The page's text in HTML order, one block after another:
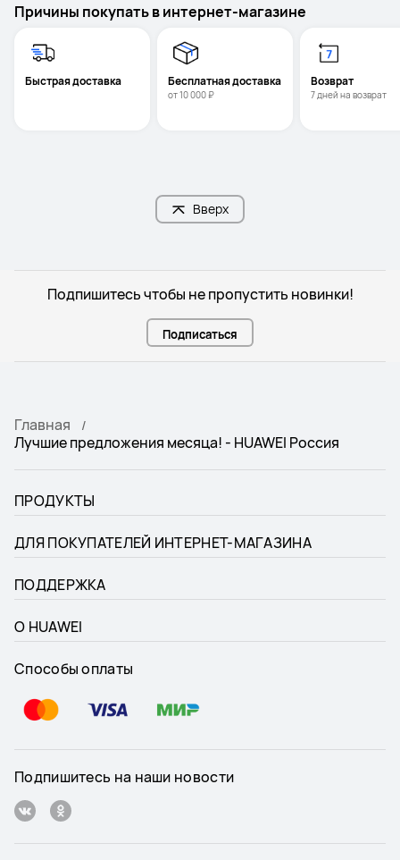
Причины покупать в интернет-магазине
Быстрая доставка Бесплатная доставка
от 10 000 ₽ 7 дней на возврат
Вверх
Подпишитесь чтобы не пропустить новинки!
Подписаться
Главная
Лучшие предложения месяца! - HUAWEI Россия
ПРОДУКТЫ
ДЛЯ ПОКУПАТЕЛЕЙ ИНТЕРНЕТ-МАГАЗИНА
ПОДДЕРЖКА
О HUAWEI
Способы оплаты
Подпишитесь на наши новости